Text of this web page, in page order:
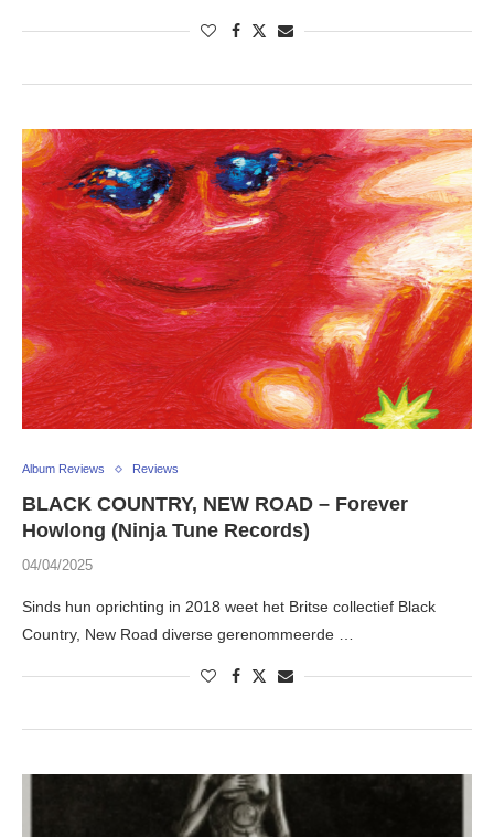
Album Reviews Reviews
BLACK COUNTRY, NEW ROAD – Forever
Howlong (Ninja Tune Records)
04/04/2025
Sinds hun oprichting in 2018 weet het Britse collectief Black
Country, New Road diverse gerenommeerde …